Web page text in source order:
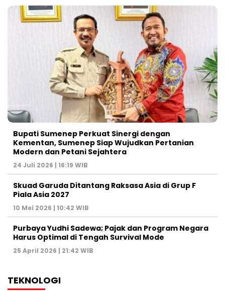
Bupati Sumenep Perkuat Sinergi dengan
Kementan, Sumenep Siap Wujudkan Pertanian
Modern dan Petani Sejahtera
24 Juli 2026 | 16:19 WIB
Skuad Garuda Ditantang Raksasa Asia di Grup F
Piala Asia 2027
10 Mei 2026 | 10:42 WIB
Purbaya Yudhi Sadewa; Pajak dan Program Negara
Harus Optimal di Tengah Survival Mode
25 April 2026 | 21:42 WIB
TEKNOLOGI